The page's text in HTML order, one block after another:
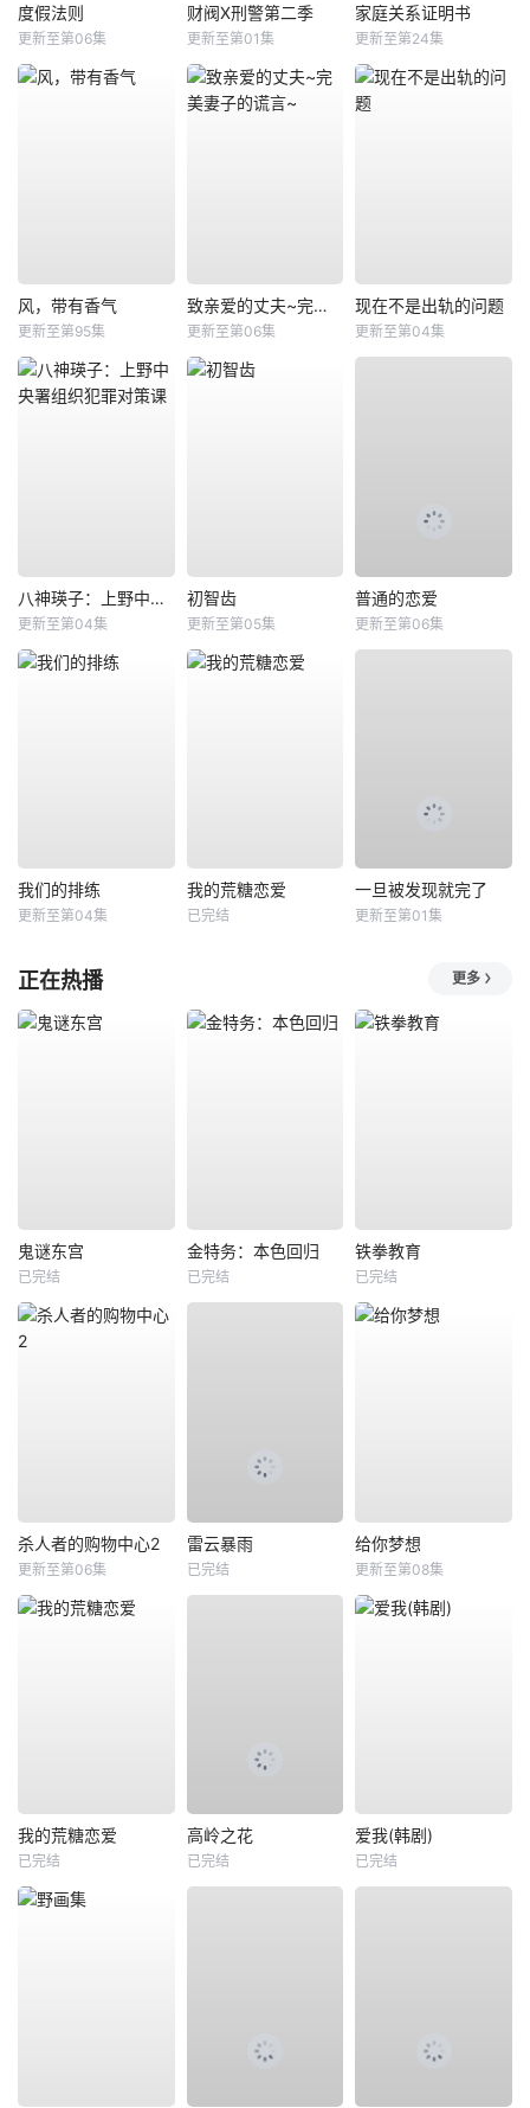
度假法则
更新至第06集
财阀X刑警第二季
更新至第01集
家庭关系证明书
更新至第24集
风，带有香气
更新至第95集
致亲爱的丈夫~完美妻子的谎言~
更新至第06集
现在不是出轨的问题
更新至第04集
八神瑛子：上野中央署组织犯罪对策课
更新至第04集
初智齿
更新至第05集
普通的恋爱
更新至第06集
我们的排练
更新至第04集
我的荒糖恋爱
已完结
一旦被发现就完了
更新至第01集
正在热播 更多
鬼谜东宫
已完结
金特务：本色回归
已完结
铁拳教育
已完结
杀人者的购物中心2
更新至第06集
雷云暴雨
已完结
给你梦想
更新至第08集
我的荒糖恋爱
已完结
高岭之花
已完结
爱我(韩剧)
已完结